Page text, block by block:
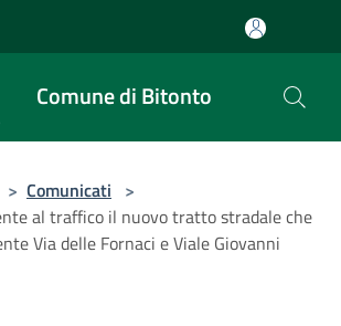
Comune di Bitonto
> Comunicati >
al traffico il nuovo tratto stradale che
Via delle Fornaci e Viale Giovanni